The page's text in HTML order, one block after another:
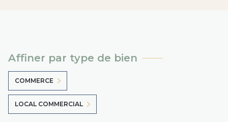
Affiner par type de bien
COMMERCE
LOCAL COMMERCIAL